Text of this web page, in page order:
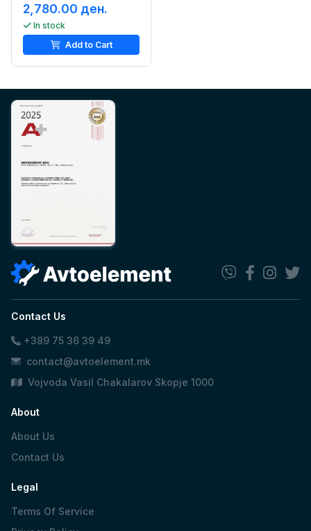
2,780.00 ден.
In stock
Add to Cart
Contact Us
+389 75 36 39 49
contact@avtoelement.mk
Vojvoda Vasil Chakalarov Skopje 1000
About
About Us
Contact Us
Legal
Terms Of Service